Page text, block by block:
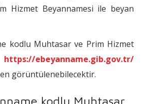
Hizmet Beyannamesi ile beyan
kodlu Muhtasar ve Prim Hizmet
https://ebeyanname.gib.gov.tr/
görüntülenebilecektir.